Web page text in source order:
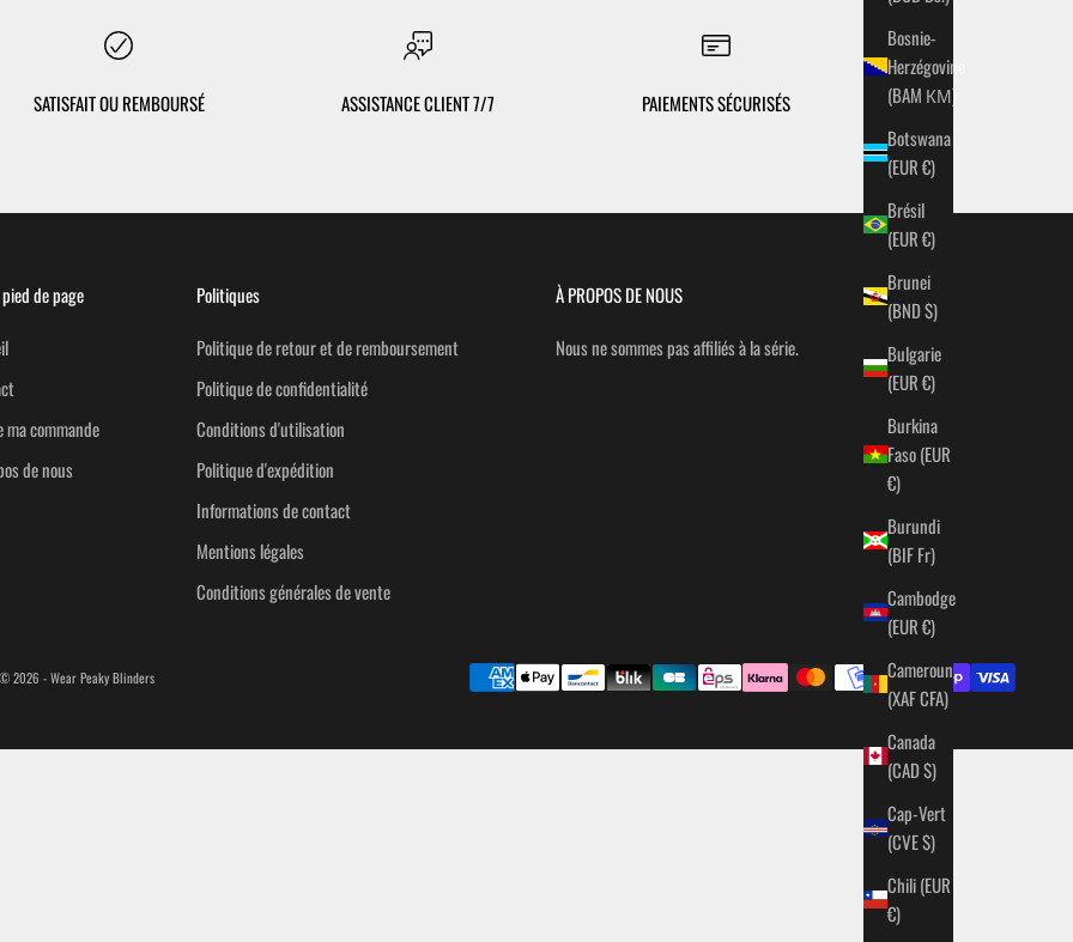
Bosnie-
Herzégovine
(BAM КМ)
Botswana
(EUR €)
Brésil
(EUR €)
Brunei
(BND $)
Bulgarie
(EUR €)
Burkina
Faso (EUR
€)
Burundi
(BIF Fr)
Cambodge
(EUR €)
Cameroun
(XAF CFA)
Canada
(CAD $)
Cap-Vert
(CVE $)
Chili (EUR
€)
SATISFAIT OU REMBOURSÉ ASSISTANCE CLIENT 7/7 PAIEMENTS SÉCURISÉS
de page
ma commande
de nous
Politiques
Politique de retour et de remboursement
Politique de confidentialité
Conditions d'utilisation
Politique d'expédition
Informations de contact
Mentions légales
Conditions générales de vente
À PROPOS DE NOUS
Nous ne sommes pas affiliés à la série.
© 2026 - Wear Peaky Blinders